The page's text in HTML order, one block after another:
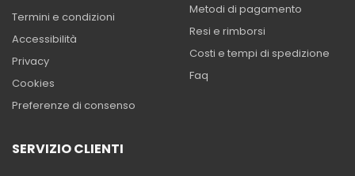
Termini e condizioni
Accessibilità
Privacy
Cookies
Preferenze di consenso
Metodi di pagamento
Resi e rimborsi
Costi e tempi di spedizione
Faq
SERVIZIO CLIENTI